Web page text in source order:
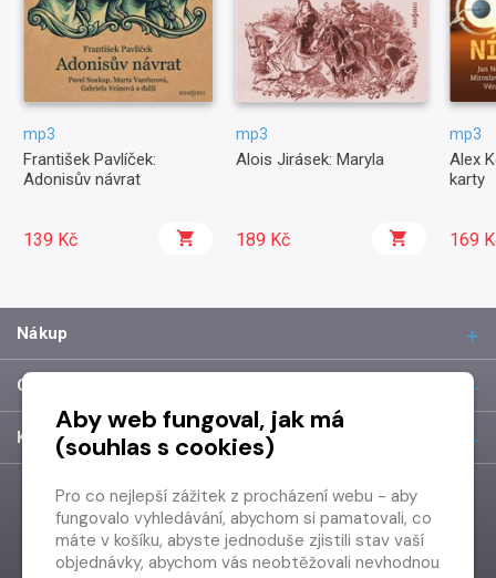
mp3
František Pavlíček:
Adonisův návrat
139 Kč
mp3
Alois Jirásek: Maryla
189 Kč
mp3
Alex
karty
169
Nákup
O společnosti
Kontakt
Aby web fungoval, jak má
(souhlas s cookies)
Pro co nejlepší zážitek z procházení webu - aby
fungovalo vyhledávání, abychom si pamatovali, co
máte v košíku, abyste jednoduše zjistili stav vaší
objednávky, abychom vás neobtěžovali nevhodnou